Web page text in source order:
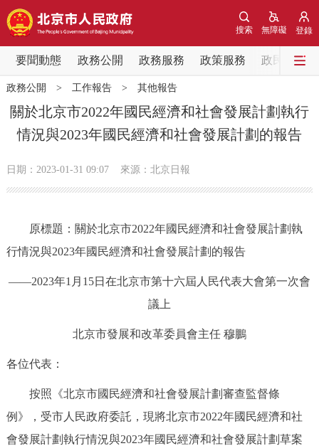
登錄
無障礙
搜索
要聞動態 政務公開 政務服務 政策服務 政民互動
要聞動態
黨中央精神 國務院資訊
北京要聞 會議資訊 部門動態
市領導 機構職能 政策服務
決策公開 專題公開
政務服務
個人服務 法人服務 部門服務
政務公開 > 工作報告> 其他報告
關於北京市2022年國民經濟和社會發展計劃執行
情況與2023年國民經濟和社會發展計劃的報告
日期：2023-01-31 09:07 來源：北京日報
原標題：關於北京市2022年國民經濟和社會發展計劃執
行情況與2023年國民經濟和社會發展計劃的報告
——2023年1月15日在北京市第十六屆人民代表大會第一次會
議上
北京市發展和改革委員會主任 穆鵬
各位代表：
按照《北京市國民經濟和社會發展計劃審查監督條
例》，受市人民政府委託，現將北京市2022年國民經濟和社
會發展計劃執行情況與2023年國民經濟和社會發展計劃草案